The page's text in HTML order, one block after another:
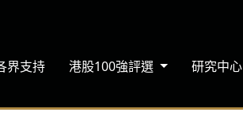
界支持 港股100強評選 研究中心